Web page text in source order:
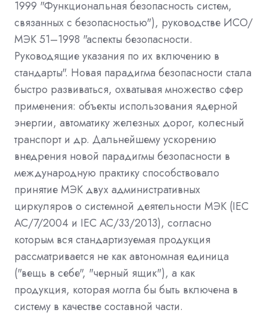
1999 "Функциональная безопасность систем,
связанных с безопасностью"), руководстве ИСО/
МЭК 51–1998 "аспекты безопасности.
Руководящие указания по их включению в
стандарты". Новая парадигма безопасности стала
быстро развиваться, охватывая множество сфер
применения: объекты использования ядерной
энергии, автоматику железных дорог, колесный
транспорт и др. Дальнейшему ускорению
внедрения новой парадигмы безопасности в
международную практику способствовало
принятие МЭК двух административных
циркуляров о системной деятельности МЭК (IEC
AC/7/2004 и IEC AC/33/2013), согласно
которым вся стандартизуемая продукция
рассматривается не как автономная единица
("вещь в себе", "черный ящик"), а как
продукция, которая могла бы быть включена в
систему в качестве составной части.